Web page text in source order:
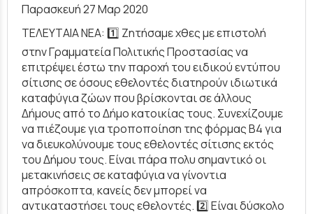
Παρασκευή 27 Μαρ 2020
ΤΕΛΕΥΤΑΙΑ ΝΕΑ: 1️⃣ Ζητήσαμε χθες με επιστολή
στην Γραμματεία Πολιτικής Προστασίας να
επιτρέψει έστω την παροχή του ειδικού εντύπου
σίτισης σε όσους εθελοντές διατηρούν ιδιωτικά
καταφύγια ζώων που βρίσκονται σε άλλους
Δήμους από το Δήμο κατοικίας τους. Συνεχίζουμε
να πιέζουμε για τροποποίηση της φόρμας Β4 για
να διευκολύνουμε τους εθελοντές σίτισης εκτός
του Δήμου τους. Είναι πάρα πολυ σημαντικό οι
μετακινήσεις σε καταφύγια να γίνοντια
απρόσκοπτα, κανείς δεν μπορεί να
αντικαταστήσει τους εθελοντές. 2️⃣ Είναι δύσκολο